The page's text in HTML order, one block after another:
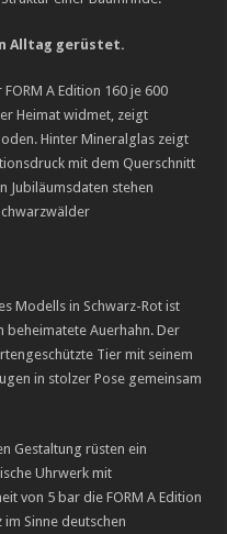
Alltag gerüstet.
A Edition 160 je 600
Heimat widmet, zeigt
Hinter Mineralglas zeigt
mit dem Querschnitt
Jubiläumsdaten stehen
Modells in Schwarz-Rot ist
Auerhahn. Der
Tier mit seinem
in stolzer Pose gemeinsam
Gestaltung rüsten ein
Uhrwerk mit
von 5 bar die FORM A Edition
Sinne deutschen